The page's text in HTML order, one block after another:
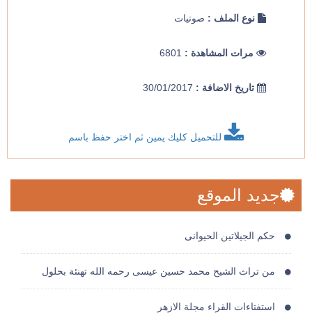
نوع الملف : صوتيات
مرات المشاهدة :
تاريخ الاضافة :
للتحميل كليك يمين ثم اختر حفظ باسم
جديد الموقع
حكم الجيلاتين الحيوانى
من تراث الشيح محمد حسين عيسى رحمه الله تهنئة بحلول
استفتاءات القراء مجلة الازهر